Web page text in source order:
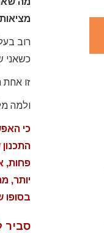
רוב
כשאני
זו אחת
ולמה
כי
פחות,
יותר,
בסופו
סביר
has been my
for almost 2
as a CEO and
agency
running around
someone